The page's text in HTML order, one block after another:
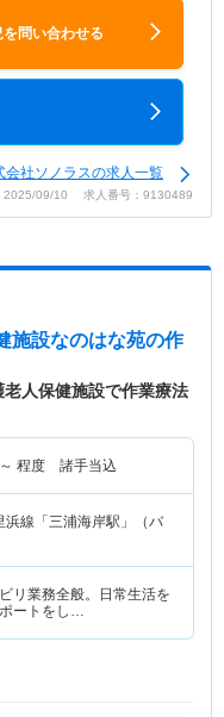
問い合わせる
会社ソノラスの求人一覧
2025/09/10 求人番号：9130489
施設なのはな苑の作
老人保健施設で作業療法
程度 諸手当込
浜線「三浦海岸駅」（バ
リ業務全般。日常生活を
ートをし…